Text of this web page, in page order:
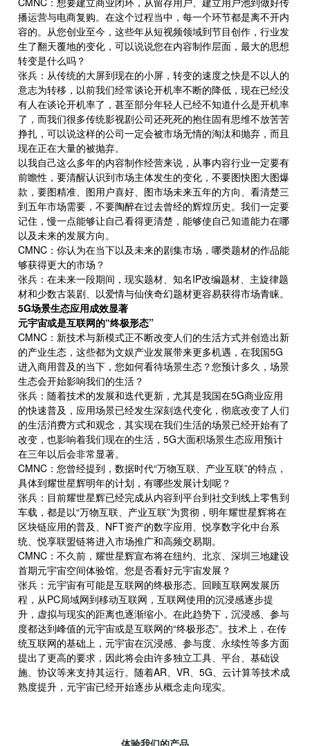
播运营与电商复购。在这个过程当中，每一个环节都是离不开内
容的。从您创业至今，这些年从短视频领域到节目创作，行业发
生了翻天覆地的变化，可以说说您在内容制作层面，最大的思想
转变是什么吗？
张兵：从传统的大屏到现在的小屏，转变的速度之快是不以人的
意志为转移，以前我们经常谈论开机率不断的降低，现在已经没
有人在谈论开机率了，甚至部分年轻人已经不知道什么是开机率
了，而我们很多传统影视剧公司还死死的抱住固有思维不放苦苦
挣扎，可以说这样的公司一定会被市场无情的淘汰和抛弃，而且
现在正在大量的被抛弃。
以我自己这么多年的内容制作经营来说，从事内容行业一定要有
前瞻性，要清醒认识到市场主体发生的变化，不要图快图大图爆
款，要图精准、图用户喜好、图市场未来五年的方向、看清楚三
到五年市场需要，不要陶醉在过去曾经的辉煌历史。我们一定要
记住，慢一点能够让自己看得更清楚，能够使自己知道能力在哪
以及未来的发展方向。
CMNC：你认为在当下以及未来的剧集市场，哪类题材的作品能
够获得更大的市场？
张兵：在未来一段期间，现实题材、知名IP改编题材、主旋律题
材和少数古装剧、以爱情与仙侠奇幻题材更容易获得市场青睐。
5G场景生态应用成效显著
元宇宙或是互联网的“终极形态”
CMNC：新技术与新模式正不断改变人们的生活方式并创造出新
的产业生态，这些都为文娱产业发展带来更多机遇，在我国5G
进入商用普及的当下，您如何看待场景生态？您预计多久，场景
生态会开始影响我们的生活？
张兵：随着技术的发展和迭代更新，尤其是我国在5G商业应用
的快速普及，应用场景已经发生深刻迭代变化，彻底改变了人们
的生活消费方式和观念，其实现在我们生活的场景已经开始有了
改变，也影响着我们现在的生活，5G大面积场景生态应用预计
在三年以后会非常显著。
CMNC：您曾经提到，数据时代“万物互联、产业互联”的特点，
具体到耀世星辉明年的计划，有哪些发展计划呢？
张兵：目前耀世星辉已经完成从内容到平台到社交到线上零售到
车载，都是以“万物互联、产业互联”为贯彻，明年耀世星辉将在
区块链应用的普及、NFT资产的数字应用、悦享数字化中台系
统、悦享联盟链将进入市场推广和高频交易期。
CMNC：不久前，耀世星辉宣布将在纽约、北京、深圳三地建设
首期元宇宙空间体验馆。您是否看好元宇宙发展？
张兵：元宇宙有可能是互联网的终极形态。回顾互联网发展历
程，从PC局域网到移动互联网，互联网使用的沉浸感逐步提
升，虚拟与现实的距离也逐渐缩小。在此趋势下，沉浸感、参与
度都达到峰值的元宇宙或是互联网的“终极形态”。技术上，在传
统互联网的基础上，元宇宙在沉浸感、参与度、永续性等多方面
提出了更高的要求，因此将会由许多独立工具、平台、基础设
施、协议等来支持其运行。随着AR、VR、5G、云计算等技术成
熟度提升，元宇宙已经开始逐步从概念走向现实。
体验我们的产品